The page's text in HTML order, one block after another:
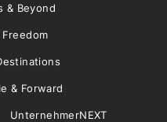
& Beyond
& Forward
UnternehmerNEXT